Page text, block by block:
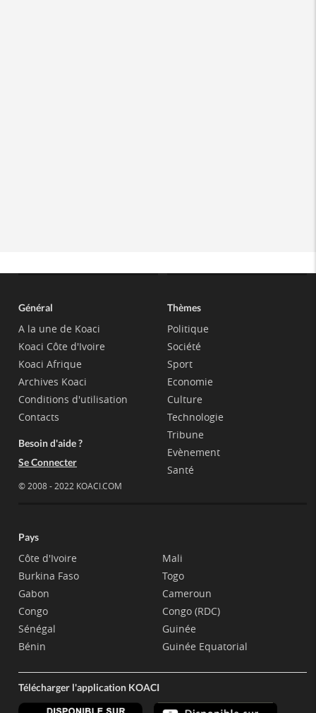
Général
A la une de Koaci
Koaci Côte d'Ivoire
Koaci Afrique
Archives Koaci
Conditions d'utilisation
Contacts
Besoin d'aide ?
Se Connecter
© 2008 - 2022 KOACI.COM
Thèmes
Politique
Société
Sport
Economie
Culture
Technologie
Tribune
Evènement
Santé
Pays
Côte d'Ivoire
Burkina Faso
Gabon
Congo
Sénégal
Bénin
Mali
Togo
Cameroun
Congo (RDC)
Guinée
Guinée Equatorial
Télécharger l'application KOACI